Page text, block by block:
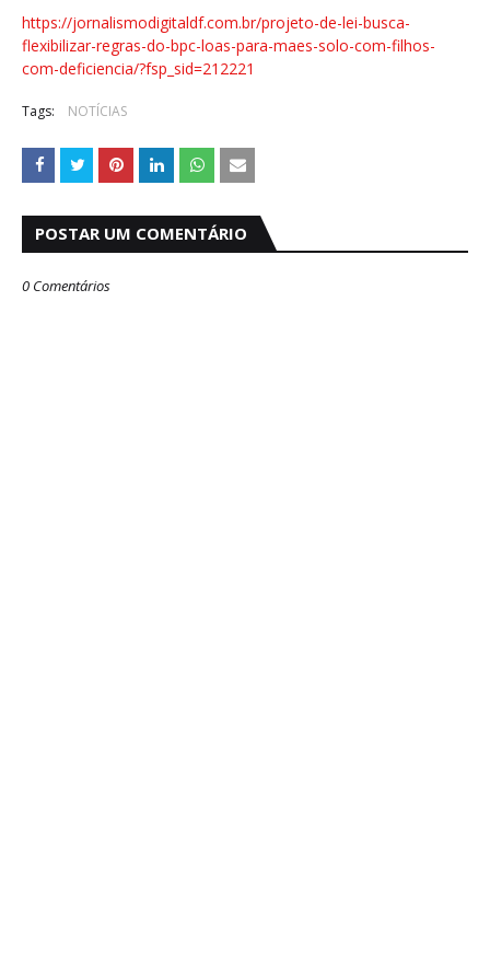
https://jornalismodigitaldf.com.br/projeto-de-lei-busca-
flexibilizar-regras-do-bpc-loas-para-maes-solo-com-filhos-
com-deficiencia/?fsp_sid=212221
Tags: NOTÍCIAS
POSTAR UM COMENTÁRIO
0 Comentários